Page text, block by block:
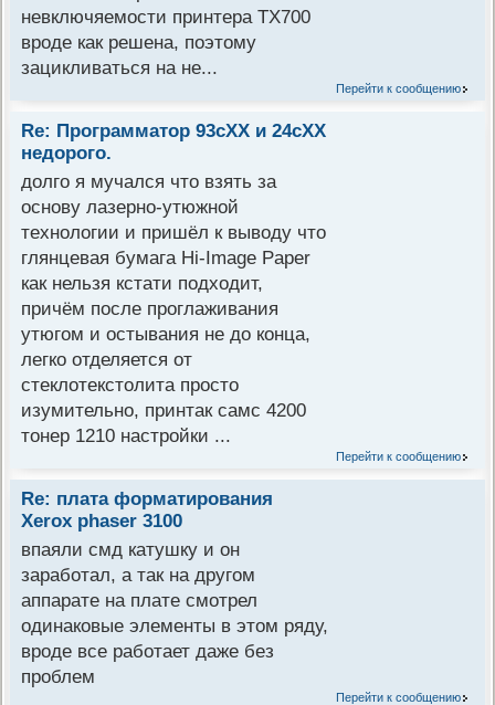
невключяемости принтера TX700
вроде как решена, поэтому
зацикливаться на не...
Перейти к сообщению
Re: Программатор 93сХХ и 24сХХ
недорого.
долго я мучался что взять за
основу лазерно-утюжной
технологии и пришёл к выводу что
глянцевая бумага Hi-Image Paper
как нельзя кстати подходит,
причём после проглаживания
утюгом и остывания не до конца,
легко отделяется от
стеклотекстолита просто
изумительно, принтак самс 4200
тонер 1210 настройки ...
Перейти к сообщению
Re: плата форматирования
Xerox phaser 3100
впаяли смд катушку и он
заработал, а так на другом
аппарате на плате смотрел
одинаковые элементы в этом ряду,
вроде все работает даже без
проблем
Перейти к сообщению